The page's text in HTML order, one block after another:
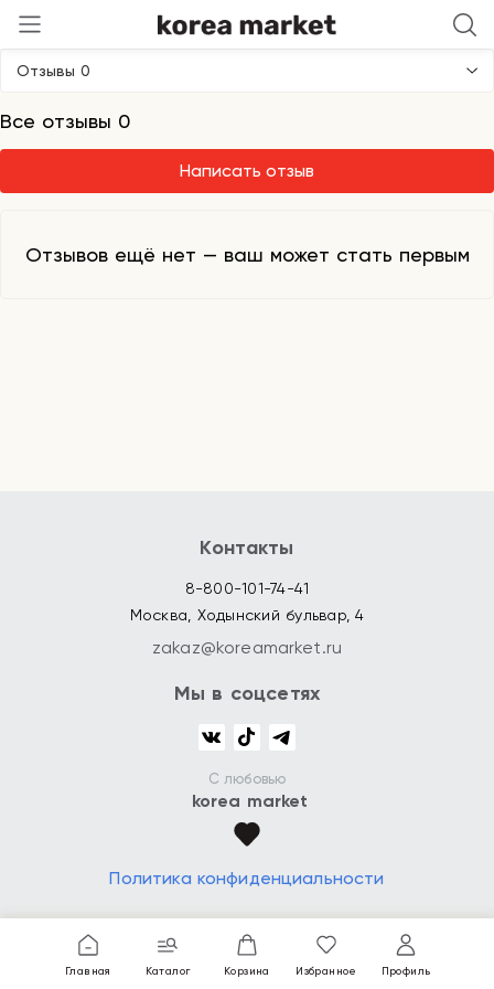
Главная Каталог Корзина Избранное Профиль
JMsolution
Отзывы 0
Все отзывы 0
Написать отзыв
Отзывов ещё нет — ваш может стать первым
Контакты
8-800-101-74-41
Москва, Ходынский бульвар, 4
zakaz@koreamarket.ru
Мы в соцсетях
С любовью
korea market
Политика конфиденциальности